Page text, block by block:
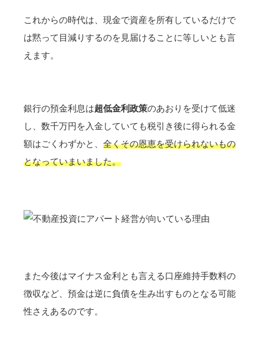
これからの時代は、現金で資産を所有しているだけで
は黙って目減りするのを見届けることに等しいとも言
えます。
銀行の預金利息は超低金利政策のあおりを受けて低迷
し、数千万円を入金していても税引き後に得られる金
額はごくわずかと、 全くその恩恵を受けられないもの
となっていまいました。
また今後はマイナス金利とも言える口座維持手数料の
徴収など、預金は逆に負債を生み出すものとなる可能
性さえあるのです。